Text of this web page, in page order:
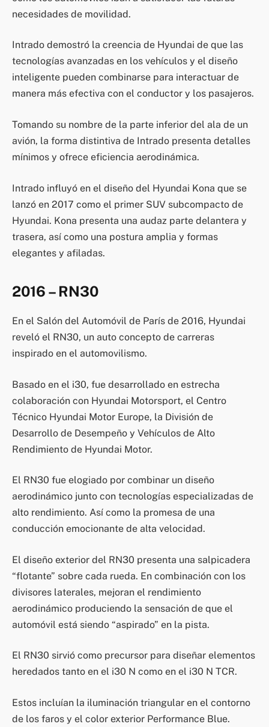
necesidades de movilidad.
Intrado demostró la creencia de Hyundai de que las
tecnologías avanzadas en los vehículos y el diseño
inteligente pueden combinarse para interactuar de
manera más efectiva con el conductor y los pasajeros.
Tomando su nombre de la parte inferior del ala de un
avión, la forma distintiva de Intrado presenta detalles
mínimos y ofrece eficiencia aerodinámica.
Intrado influyó en el diseño del Hyundai Kona que se
lanzó en 2017 como el primer SUV subcompacto de
Hyundai. Kona presenta una audaz parte delantera y
trasera, así como una postura amplia y formas
elegantes y afiladas.
2016 – RN30
En el Salón del Automóvil de París de 2016, Hyundai
reveló el RN30, un auto concepto de carreras
inspirado en el automovilismo.
Basado en el i30, fue desarrollado en estrecha
colaboración con Hyundai Motorsport, el Centro
Técnico Hyundai Motor Europe, la División de
Desarrollo de Desempeño y Vehículos de Alto
Rendimiento de Hyundai Motor.
El RN30 fue elogiado por combinar un diseño
aerodinámico junto con tecnologías especializadas de
alto rendimiento. Así como la promesa de una
conducción emocionante de alta velocidad.
El diseño exterior del RN30 presenta una salpicadera
“flotante” sobre cada rueda. En combinación con los
divisores laterales, mejoran el rendimiento
aerodinámico produciendo la sensación de que el
automóvil está siendo “aspirado” en la pista.
El RN30 sirvió como precursor para diseñar elementos
heredados tanto en el i30 N como en el i30 N TCR.
Estos incluían la iluminación triangular en el contorno
de los faros y el color exterior Performance Blue.